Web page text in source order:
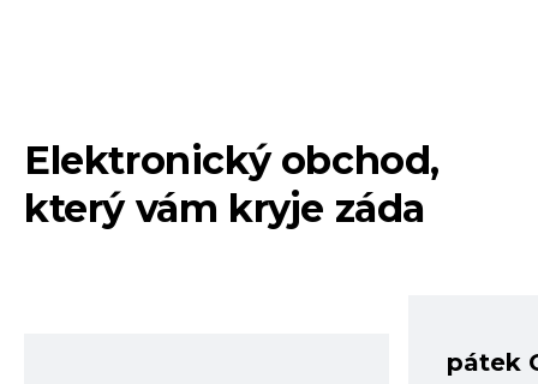
Elektronický obchod,
který vám kryje záda
pátek